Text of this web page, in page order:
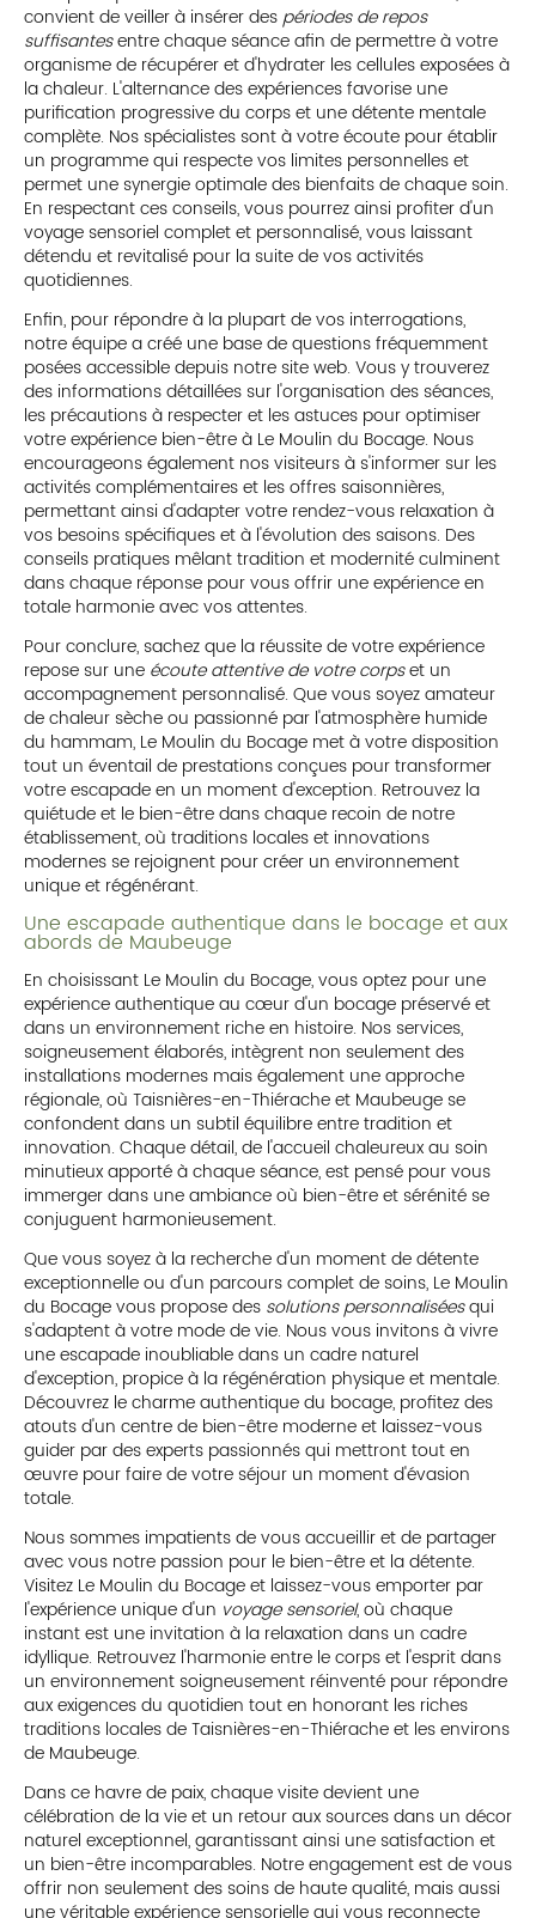
convient de veiller à insérer despériodes de repos
suffisantesentre chaque séance afin de permettre à votre
organisme de récupérer et d'hydrater les cellules exposées à
la chaleur. L'alternance des expériences favorise une
purification progressive du corps et une détente mentale
complète. Nos spécialistes sont à votre écoute pour établir
un programme qui respecte vos limites personnelles et
permet une synergie optimale des bienfaits de chaque soin.
En respectant ces conseils, vous pourrez ainsi profiter d'un
voyage sensoriel complet et personnalisé, vous laissant
détendu et revitalisé pour la suite de vos activités
quotidiennes.
Enfin, pour répondre à la plupart de vos interrogations,
notre équipe a créé une base de questions fréquemment
posées accessible depuis notre site web. Vous y trouverez
des informations détaillées sur l'organisation des séances,
les précautions à respecter et les astuces pour optimiser
votre expérience bien-être à Le Moulin du Bocage. Nous
encourageons également nos visiteurs à s'informer sur les
activités complémentaires et les offres saisonnières,
permettant ainsi d'adapter votre rendez-vous relaxation à
vos besoins spécifiques et à l'évolution des saisons. Des
conseils pratiques mêlant tradition et modernité culminent
dans chaque réponse pour vous offrir une expérience en
totale harmonie avec vos attentes.
Pour conclure, sachez que la réussite de votre expérience
repose sur une écoute attentive de votre corpset un
accompagnement personnalisé. Que vous soyez amateur
de chaleur sèche ou passionné par l'atmosphère humide
du hammam, Le Moulin du Bocage met à votre disposition
tout un éventail de prestations conçues pour transformer
votre escapade en un moment d'exception. Retrouvez la
quiétude et le bien-être dans chaque recoin de notre
établissement, où traditions locales et innovations
modernes se rejoignent pour créer un environnement
unique et régénérant.
Une escapade authentique dans le bocage et aux
abords de Maubeuge
En choisissant Le Moulin du Bocage, vous optez pour une
expérience authentique au cœur d'un bocage préservé et
dans un environnement riche en histoire. Nos services,
soigneusement élaborés, intègrent non seulement des
installations modernes mais également une approche
régionale, où Taisnières-en-Thiérache et Maubeuge se
confondent dans un subtil équilibre entre tradition et
innovation. Chaque détail, de l'accueil chaleureux au soin
minutieux apporté à chaque séance, est pensé pour vous
immerger dans une ambiance où bien-être et sérénité se
conjuguent harmonieusement.
Que vous soyez à la recherche d'un moment de détente
exceptionnelle ou d'un parcours complet de soins, Le Moulin
du Bocage vous propose des solutions personnaliséesqui
s'adaptent à votre mode de vie. Nous vous invitons à vivre
une escapade inoubliable dans un cadre naturel
d'exception, propice à la régénération physique et mentale.
Découvrez le charme authentique du bocage, profitez des
atouts d'un centre de bien-être moderne et laissez-vous
guider par des experts passionnés qui mettront tout en
œuvre pour faire de votre séjour un moment d'évasion
totale.
Nous sommes impatients de vous accueillir et de partager
avec vous notre passion pour le bien-être et la détente.
Visitez Le Moulin du Bocage et laissez-vous emporter par
l'expérience unique d'un voyage sensoriel, où chaque
instant est une invitation à la relaxation dans un cadre
idyllique. Retrouvez l'harmonie entre le corps et l'esprit dans
un environnement soigneusement réinventé pour répondre
aux exigences du quotidien tout en honorant les riches
traditions locales de Taisnières-en-Thiérache et les environs
de Maubeuge.
Dans ce havre de paix, chaque visite devient une
célébration de la vie et un retour aux sources dans un décor
naturel exceptionnel, garantissant ainsi une satisfaction et
un bien-être incomparables. Notre engagement est de vous
offrir non seulement des soins de haute qualité, mais aussi